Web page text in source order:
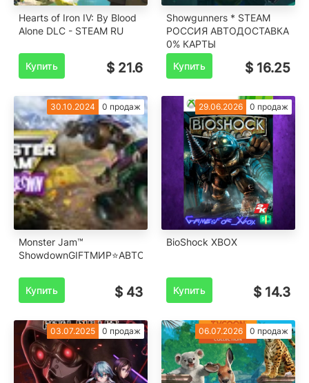
Hearts of Iron IV: By Blood
Alone DLC - STEAM RU
Купить $ 21.6
Showgunners * STEAM
РОССИЯ АВТОДОСТАВКА
0% КАРТЫ
Купить
$ 16.25
30.10.2024 0 продаж
Monster Jam™
ShowdownGIFTМИР⭐️АВТО⭐️
Купить $ 43
29.06.2026 0 продаж
️BioShock XBOX
Купить $ 14.3
03.07.2025 0 продаж 06.07.2026 0 продаж